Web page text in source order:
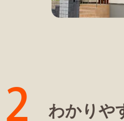
わかりや